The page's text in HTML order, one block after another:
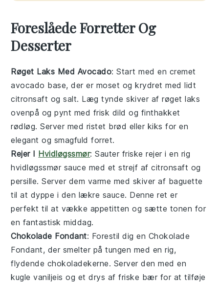
Foreslåede Forretter Og
Desserter
Røget Laks Med Avocado: Start med en cremet
avocado base, der er moset og krydret med lidt
citronsaft ogsalt. Læg tynde skiver afrøget laks
ovenpå og pynt med frisk dild og finthakket
rødløg. Server med ristet brød eller kiks for en
elegant og smagfuld forret.
Rejer I Hvidløgssmør: Sauter friske rejer i en rig
hvidløgssmør sauce med et strejf afcitronsaft og
persille. Server dem varme med skiver af baguette
til at dyppe i den lækre sauce. Denne ret er
perfekt til at vække appetitten og sætte tonen for
en fantastisk middag.
Chokolade Fondant: Forestil dig en Chokolade
Fondant, der smelter på tungen med en rig,
flydende chokoladekerne. Server den med en
kugle vaniljeis og et drys af friske bær for at tilføje